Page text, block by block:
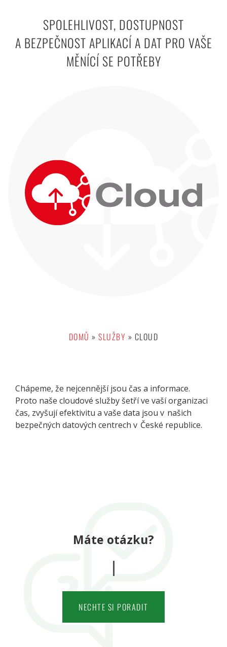
SPOLEHLIVOST, DOSTUPNOST
A BEZPEČNOST APLIKACÍ A DAT PRO VAŠE
MĚNÍCÍ SE POTŘEBY
DOMŮ »SLUŽBY » CLOUD
Chápeme, že nejcennější jsou čas a informace.
Proto naše cloudové služby šetří ve vaší organizaci
čas, zvyšují efektivitu a vaše data jsou v našich
bezpečných datových centrech v České republice.
Máte otázku?
NECHTE SI PORADIT